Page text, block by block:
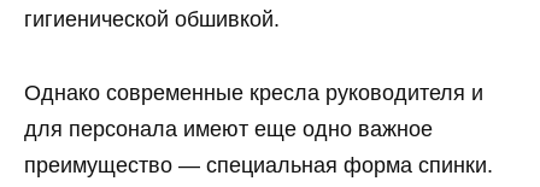
гигиенической обшивкой.
Однако современные кресла руководителя и
для персонала имеют еще одно важное
преимущество — специальная форма спинки.